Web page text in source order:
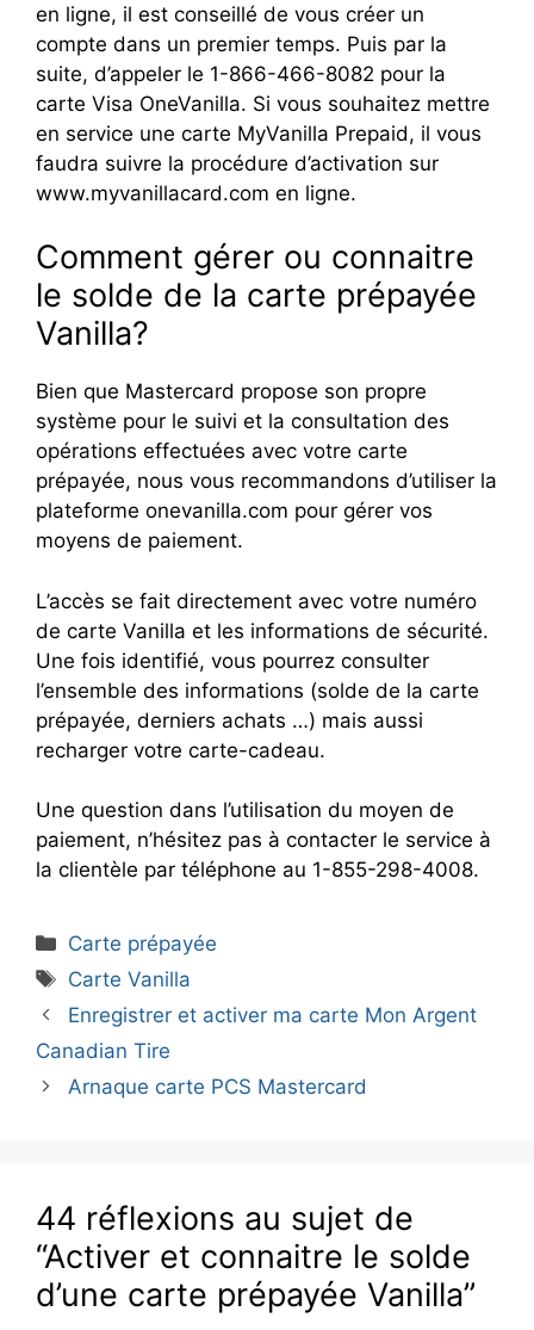
en ligne, il est conseillé de vous créer un
compte dans un premier temps. Puis par la
suite, d’appeler le 1-866-466-8082 pour la
carte Visa OneVanilla. Si vous souhaitez mettre
en service une carte MyVanilla Prepaid, il vous
faudra suivre la procédure d’activation sur
www.myvanillacard.com en ligne.
Comment gérer ou connaitre
le solde de la carte prépayée
Vanilla?
Bien que Mastercard propose son propre
système pour le suivi et la consultation des
opérations effectuées avec votre carte
prépayée, nous vous recommandons d’utiliser la
plateforme onevanilla.com pour gérer vos
moyens de paiement.
L’accès se fait directement avec votre numéro
de carte Vanilla et les informations de sécurité.
Une fois identifié, vous pourrez consulter
l’ensemble des informations (solde de la carte
prépayée, derniers achats …) mais aussi
recharger votre carte-cadeau.
Une question dans l’utilisation du moyen de
paiement, n’hésitez pas à contacter le service à
la clientèle par téléphone au 1-855-298-4008.
Catégories
Carte prépayée
Étiquettes
Carte Vanilla
Enregistrer et activer ma carte Mon Argent
Canadian Tire
Arnaque carte PCS Mastercard
44 réflexions au sujet de
“Activer et connaitre le solde
d’une carte prépayée Vanilla”